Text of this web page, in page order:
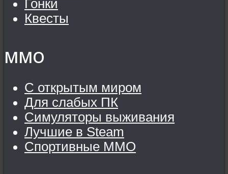
Гонки
Квесты
MMO
С открытым миром
Для слабых ПК
Симуляторы выживания
Лучшие в Steam
Спортивные MMO